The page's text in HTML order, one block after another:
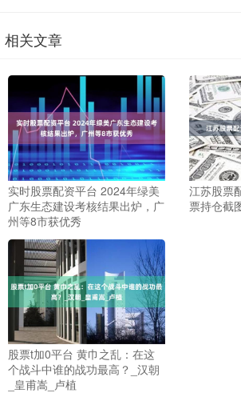
相关文章
实时股票配资平台 2024年绿美
广东生态建设考核结果出炉，广
州等8市获优秀
江苏股票
票持仓截
股票t加0平台 黄巾之乱：在这
个战斗中谁的战功最高？_汉朝
_皇甫嵩_卢植